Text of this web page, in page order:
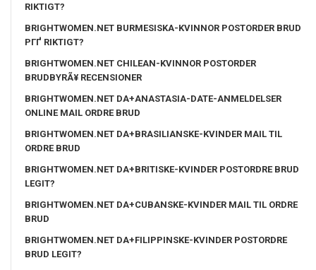
RIKTIGT?
BRIGHTWOMEN.NET BURMESISKA-KVINNOR POSTORDER BRUD
PГҐ RIKTIGT?
BRIGHTWOMEN.NET CHILEAN-KVINNOR POSTORDER
BRUDBYRÃ¥ RECENSIONER
BRIGHTWOMEN.NET DA+ANASTASIA-DATE-ANMELDELSER
ONLINE MAIL ORDRE BRUD
BRIGHTWOMEN.NET DA+BRASILIANSKE-KVINDER MAIL TIL
ORDRE BRUD
BRIGHTWOMEN.NET DA+BRITISKE-KVINDER POSTORDRE BRUD
LEGIT?
BRIGHTWOMEN.NET DA+CUBANSKE-KVINDER MAIL TIL ORDRE
BRUD
BRIGHTWOMEN.NET DA+FILIPPINSKE-KVINDER POSTORDRE
BRUD LEGIT?